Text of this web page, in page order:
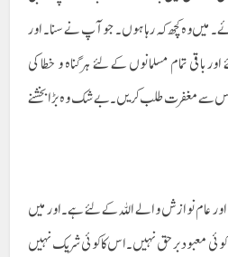
میں وہ کچھ کہ رہا ہوں۔ جو آپ نے سنا۔ اور
باقی تمام مسلمانوں کے لئے ہر گناہ و خطا کی
سے مغفرت طلب کریں۔ بے شک وہ بڑا بخشنے
عام نوازش والے اللہ کے لئے ہے۔ اور میں
کوئی معبود برحق نہیں۔ اس کا کوئی شریک نہیں